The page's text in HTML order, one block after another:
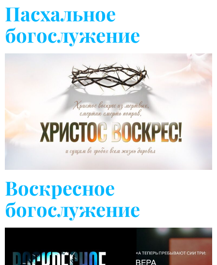
Пасхальное
богослужение
Воскресное
богослужение